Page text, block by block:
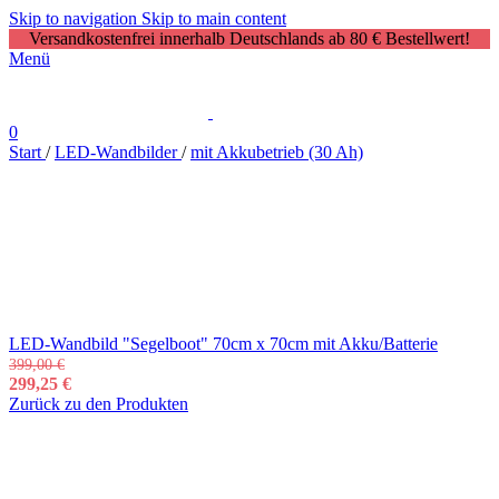
Skip to navigation Skip to main content
Versandkostenfrei innerhalb Deutschlands ab 80 € Bestellwert!
Menü
0
Start / LED-Wandbilder/ mit Akkubetrieb (30 Ah)
LED-Wandbild "Segelboot" 70cm x 70cm mit Akku/Batterie
399,00€
299,25 €
Zurück zu den Produkten